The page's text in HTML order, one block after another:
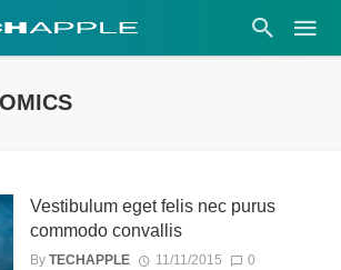
Vestibulum eget felis nec purus
commodo convallis
By TECHAPPLE 11/11/2015 0